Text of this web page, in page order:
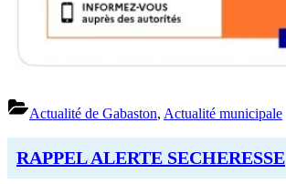
Actualité de Gabaston, Actualité municipale
RAPPEL ALERTE SECHERESSE